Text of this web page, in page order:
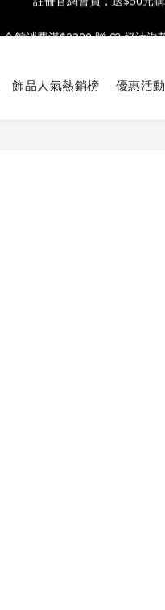
飾品人氣熱銷榜 優惠活動